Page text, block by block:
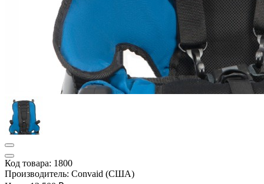
Код товара: 1800
Производитель: Convaid (США)